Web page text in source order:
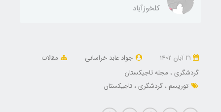
كلخوزآباد
جواد عابد خراسانی
مقالات
گردشگری
مجله تاجیکستان
توریسم
گردشگری تاجیکستان